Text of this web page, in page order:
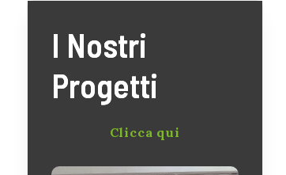
I Nostri
Progetti
Clicca qui